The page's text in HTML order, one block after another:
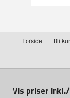
Forside Bli
Vis priser